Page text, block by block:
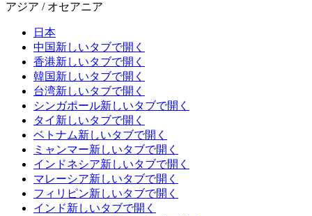
アジア / オセアニア
日本
中国新しいタブで開く
香港新しいタブで開く
韓国新しいタブで開く
台湾新しいタブで開く
シンガポール新しいタブで開く
タイ 新しいタブで開く
ベトナム新しいタブで開く
ミャンマー新しいタブで開く
インドネシア新しいタブで開く
マレーシア新しいタブで開く
フィリピン新しいタブで開く
インド新しいタブで開く